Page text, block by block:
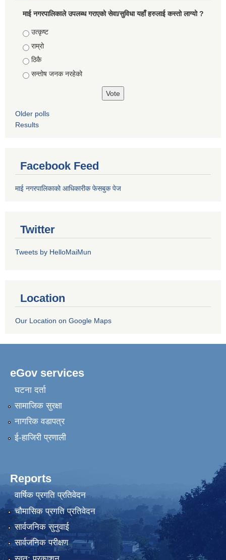
माई नगरपालिकाले उपलब्ध गराएको सेवा/सुविधा यहाँ हरुलाई कस्तो लाग्यो ?
Choices
उत्कृष्ट
राम्रो
ठिकै
सन्तोष जनक नरहेको
Older polls
Results
Facebook Feed
माई नगरपालिकाको आधिकारीक फेसबुक पेज
Twitter
Tweets by HelloMaiMun
Location
Our Location on Google Maps
eGov services
घटना दर्ता
सामाजिक सुरक्षा
नागरिक वडापत्र
ई-हाजिरी प्रणाली
Reports
वार्षिक प्रगति प्रतिवेदन
चौमासिक प्रगति प्रतिवेदन
सार्वजनिक सुनुवाई
सार्वजनिक परीक्षण